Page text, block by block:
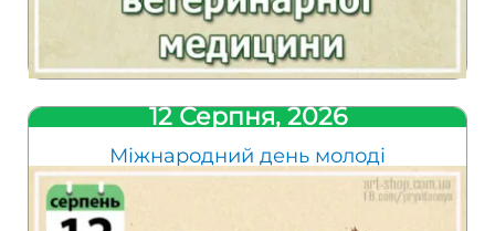
12 Серпня, 2026
Міжнародний день молоді